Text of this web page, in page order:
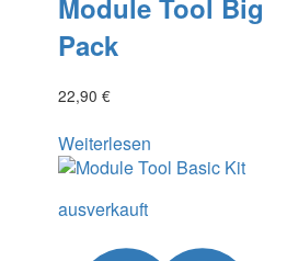
Pack
22,90 €
Weiterlesen
ausverkauft